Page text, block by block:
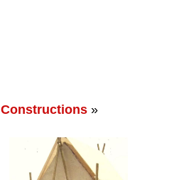
Constructions »